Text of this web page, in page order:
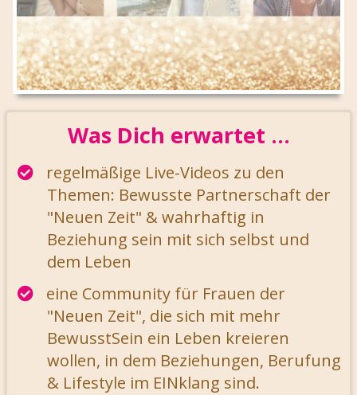
Was Dich erwartet ...
regelmäßige Live-Videos zu den
Themen: Bewusste Partnerschaft der
"Neuen Zeit" & wahrhaftig in
Beziehung sein mit sich selbst und
dem Leben
eine Community für Frauen der
"Neuen Zeit", die sich mit mehr
BewusstSein ein Leben kreieren
wollen, in dem Beziehungen, Berufung
& Lifestyle im EINklang sind.